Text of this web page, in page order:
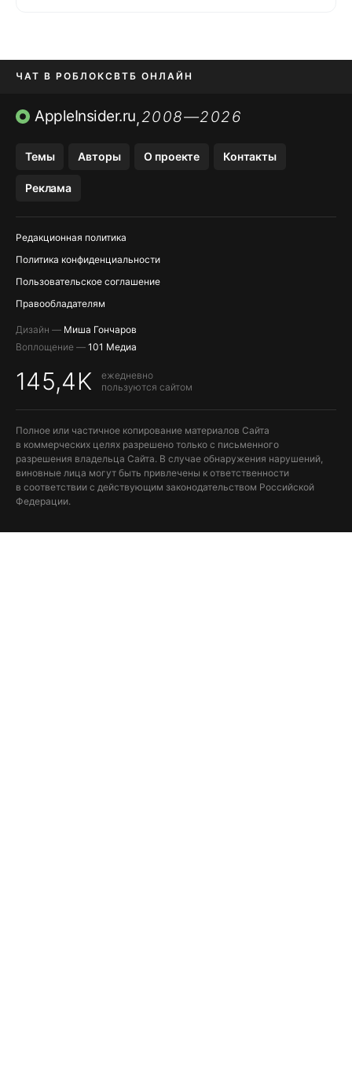
ЧАТ В РОБЛОКСВТБ ОНЛАЙН
ПРИЛОЖЕНИЯ APP STORE
AppleInsider.ru,2008—2026
Темы Авторы О проекте Контакты
Реклама
Редакционная политика
Политика конфиденциальности
Пользовательское соглашение
Правообладателям
Дизайн — Миша Гончаров
Воплощение — 101 Медиа
145,4K
ежедневно
пользуются сайтом
Полное или частичное копирование материалов Сайта
в коммерческих целях разрешено только с письменного
разрешения владельца Сайта. В случае обнаружения нарушений,
виновные лица могут быть привлечены к ответственности
в соответствии с действующим законодательством Российской
Федерации.